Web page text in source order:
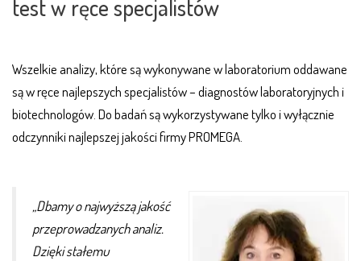
test w ręce specjalistów
Wszelkie analizy, które są wykonywane w laboratorium oddawane
są w ręce najlepszych specjalistów – diagnostów laboratoryjnych i
biotechnologów. Do badań są wykorzystywane tylko i wyłącznie
odczynniki najlepszej jakości firmy PROMEGA.
„Dbamy o najwyższą jakość
przeprowadzanych analiz.
Dzięki stałemu